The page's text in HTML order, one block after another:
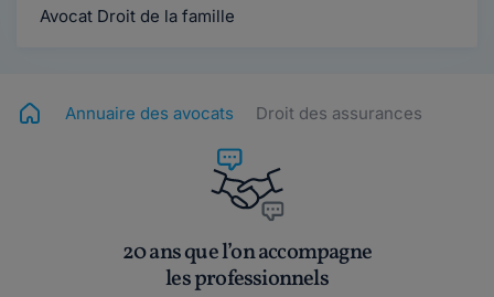
Avocat Droit de la famille
Annuaire des avocats Droit des assurances
20 ans que l’on accompagne
les professionnels